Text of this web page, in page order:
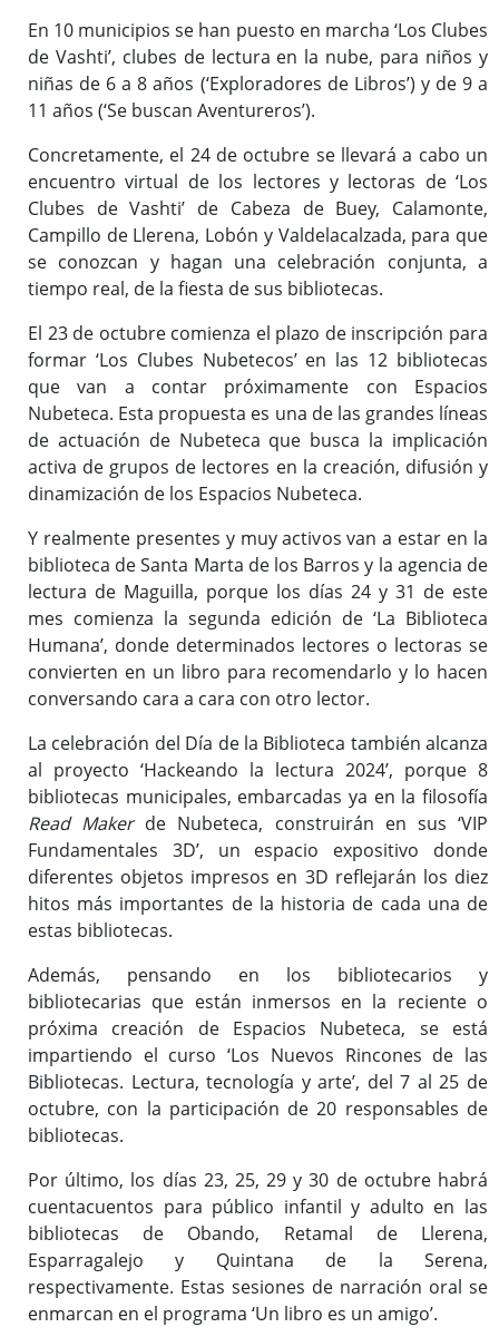
En 10 municipios se han puesto en marcha ‘Los Clubes
de Vashti’, clubes de lectura en la nube, para niños y
niñas de 6 a 8 años (‘Exploradores de Libros’) y de 9 a
11 años (‘Se buscan Aventureros’).
Concretamente, el 24 de octubre se llevará a cabo un
encuentro virtual de los lectores y lectoras de ‘Los
Clubes de Vashti’ de Cabeza de Buey, Calamonte,
Campillo de Llerena, Lobón y Valdelacalzada, para que
se conozcan y hagan una celebración conjunta, a
tiempo real, de la fiesta de sus bibliotecas.
El 23 de octubre comienza el plazo de inscripción para
formar ‘Los Clubes Nubetecos’ en las 12 bibliotecas
que van a contar próximamente con Espacios
Nubeteca. Esta propuesta es una de las grandes líneas
de actuación de Nubeteca que busca la implicación
activa de grupos de lectores en la creación, difusión y
dinamización de los Espacios Nubeteca.
Y realmente presentes y muy activos van a estar en la
biblioteca de Santa Marta de los Barros y la agencia de
lectura de Maguilla, porque los días 24 y 31 de este
mes comienza la segunda edición de ‘La Biblioteca
Humana’, donde determinados lectores o lectoras se
convierten en un libro para recomendarlo y lo hacen
conversando cara a cara con otro lector.
La celebración del Día de la Biblioteca también alcanza
al proyecto ‘Hackeando la lectura 2024’, porque 8
bibliotecas municipales, embarcadas ya en la filosofía
Read Makerde Nubeteca, construirán en sus ‘VIP
Fundamentales 3D’, un espacio expositivo donde
diferentes objetos impresos en 3D reflejarán los diez
hitos más importantes de la historia de cada una de
estas bibliotecas.
Además, pensando en los bibliotecarios y
bibliotecarias que están inmersos en la reciente o
próxima creación de Espacios Nubeteca, se está
impartiendo el curso ‘Los Nuevos Rincones de las
Bibliotecas. Lectura, tecnología y arte’, del 7 al 25 de
octubre, con la participación de 20 responsables de
bibliotecas.
Por último, los días 23, 25, 29 y 30 de octubre habrá
cuentacuentos para público infantil y adulto en las
bibliotecas de Obando, Retamal de Llerena,
Esparragalejo y Quintana de la Serena,
respectivamente. Estas sesiones de narración oral se
enmarcan en el programa ‘Un libro es un amigo’.